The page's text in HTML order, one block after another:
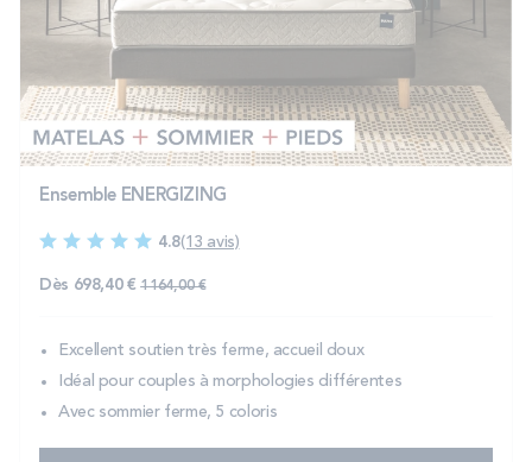
Ensemble ENERGIZING
4.8(13 avis)
Dès 698,40 € Prix normal
1 164,00 €
Excellent soutien très ferme, accueil doux
Idéal pour couples à morphologies différentes
Avec sommier ferme, 5 coloris